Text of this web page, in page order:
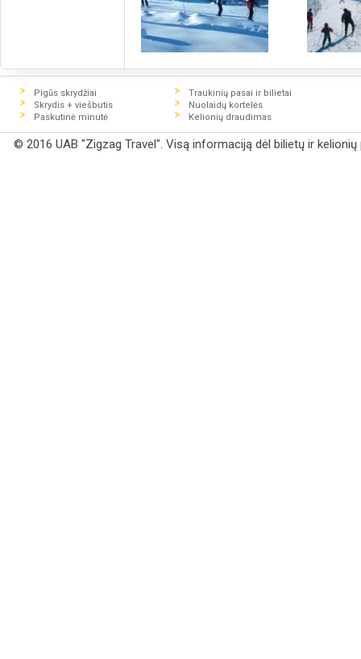
Pigūs skrydžiai
Skrydis + viešbutis
Paskutinė minutė
Traukinių pasai ir bilietai
Nuolaidų kortelės
Kelionių draudimas
© 2016 UAB "Zigzag Travel". Visą informaciją dėl bilietų ir